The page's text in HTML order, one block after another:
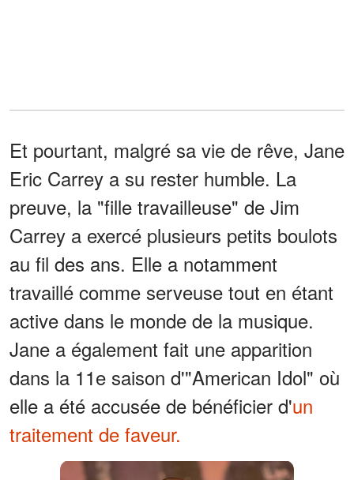
Et pourtant, malgré sa vie de rêve, Jane
Eric Carrey a su rester humble. La
preuve, la "fille travailleuse" de Jim
Carrey a exercé plusieurs petits boulots
au fil des ans. Elle a notamment
travaillé comme serveuse tout en étant
active dans le monde de la musique.
Jane a également fait une apparition
dans la 11e saison d'"American Idol" où
elle a été accusée de bénéficier d'un
traitement de faveur.